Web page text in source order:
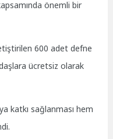
önemli bir
600 adet defne
ücretsiz olarak
katkı sağlanması hem